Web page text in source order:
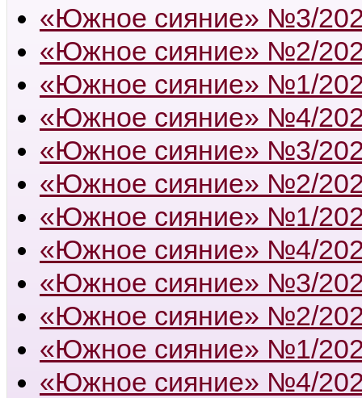
«Южное сияние» №3/
«Южное сияние» №2/
«Южное сияние» №1/
«Южное сияние» №4/
«Южное сияние» №3/
«Южное сияние» №2/
«Южное сияние» №1/
«Южное сияние» №4/
«Южное сияние» №3/
«Южное сияние» №2/
«Южное сияние» №1/
«Южное сияние» №4/